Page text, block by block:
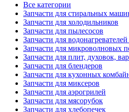
Все категории
Запчасти для стиральных
Запчасти для холодильников
Запчасти для пылесосов
Запчасти для
Запчасти для микроволновых
Запчасти для плит, духовок,
Запчасти для блендеров
Запчасти для кухонных
Запчасти для миксеров
Запчасти для аэрогрилей
Запчасти для мясорубок
Запчасти для хлебопечек